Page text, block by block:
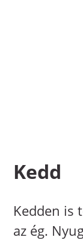
Kedd
Kedden is
az ég.